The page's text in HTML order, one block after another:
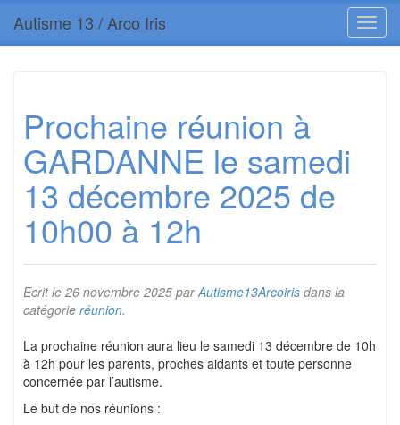
Autisme 13 / Arco Iris
Prochaine réunion à
GARDANNE le samedi
13 décembre 2025 de
10h00 à 12h
Ecrit le 26 novembre 2025 parAutisme13Arcoiris dans la
catégorie réunion.
La prochaine réunion aura lieu le samedi 13 décembre de 10h
à 12h pour les parents, proches aidants et toute personne
concernée par l’autisme.
Le but de nos réunions :